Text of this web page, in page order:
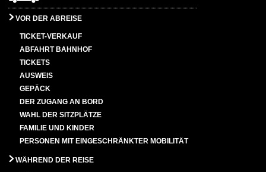
VOR DER ABREISE
TICKET-VERKAUF
ABFAHRT BAHNHOF
TICKETS
AUSWEIS
GEPÄCK
DER ZUGANG AN BORD
WAHL DER SITZPLÄTZE
FAMILIE UND KINDER
PERSONEN MIT EINGESCHRÄNKTER MOBILITÄT
WÄHREND DER REISE